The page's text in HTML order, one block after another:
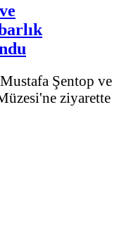
Şentop ve
ziyarette